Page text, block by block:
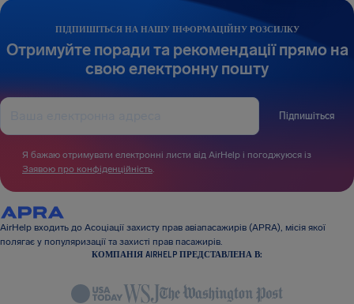
ПІДПИШІТЬСЯ НА НАШУ ІНФОРМАЦІЙНУ РОЗСИЛКУ
Отримуйте поради та рекомендації прямо на
свою електронну пошту
Підпишіться
Я бажаю отримувати електронні листи від AirHelp і погоджуюся із
Заявою про конфіденційність.
AirHelp входить до Асоціації захисту прав авіапасажирів (APRA), місія якої
полягає у популяризації та захисті прав пасажирів.
КОМПАНІЯ AIRHELP ПРЕДСТАВЛЕНА В: